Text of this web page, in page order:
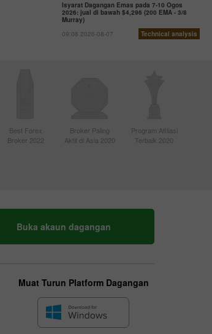
Isyarat Dagangan Emas pada 7-10 Ogos
2026: jual di bawah $4,296 (200 EMA - 3/8
Murray)
09:08 2026-08-07
Technical analysis
Best Forex
Broker 2022
Broker Paling
Aktif di Asia 2020
Program Afiliasi
Terbaik 2020
Buka akaun dagangan
Muat Turun Platform Dagangan